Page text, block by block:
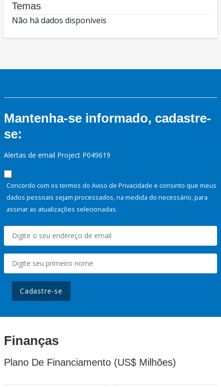
Temas
Não há dados disponíveis
Mantenha-se informado, cadastre-
se:
Alertas de email Project P049619
Concordo com os termos do Aviso de Privacidade e consinto que meus
dados pessoais sejam processados, na medida do necessário, para
assinar as atualizações selecionadas.
Cadastre-se
Finanças
Plano De Financiamento (US$ Milhões)